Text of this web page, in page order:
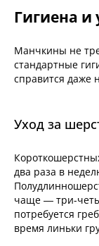
Гигиена и
Манчкины не
стандартные
справится даже
Уход за
два раза в
чаще — три-
потребуется
время линьки